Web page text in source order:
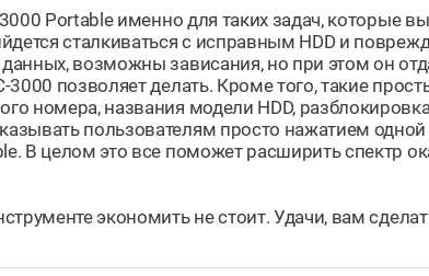
Portable именно для таких задач, которые
сталкиваться с исправным HDD и
возможны зависания, но при этом он
3000 позволяет делать. Кроме того, такие
номера, названия модели HDD,
пользователям просто нажатием
В целом это все поможет расширить спектр
экономить не стоит. Удачи, вам